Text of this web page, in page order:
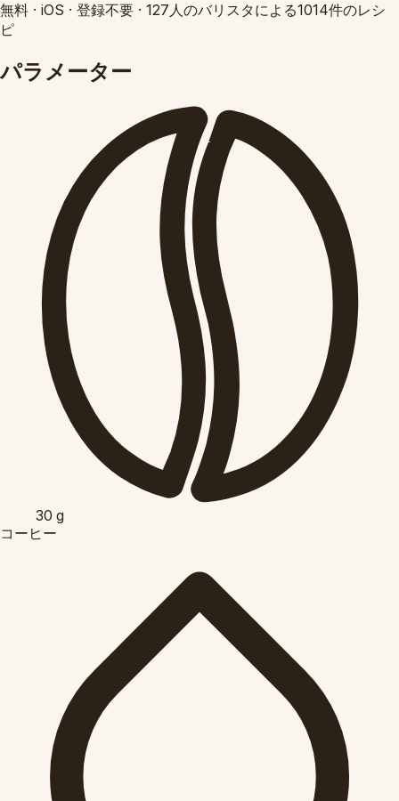
無料 · iOS · 登録不要 · 127人のバリスタによる1014件のレシ
ピ
パラメーター
30g
コーヒー